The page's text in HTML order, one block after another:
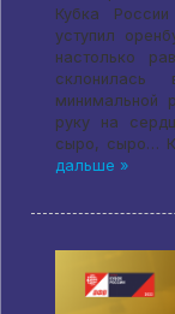
Кубка
уступил
настолько
минимальной
руку на
сыро, сыро…
дальше »